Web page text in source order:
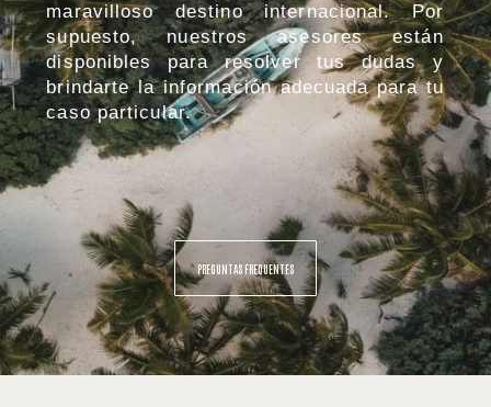
maravilloso destino internacional. Por
supuesto, nuestros asesores están
disponibles para resolver tus dudas y
brindarte la información adecuada para tu
caso particular.
PREGUNTAS FREQUENTES